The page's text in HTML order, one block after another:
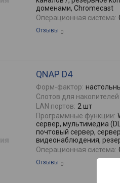
доменами, Chromecast
Операционная система:
Отзывы 0
QNAP D4
Форм-фактор:
Слотов для накопителей
LAN портов: 2 шт
Программные функции:
сервер, мультимедиа
почтовый сервер,
видеонаблюдения,
Операционная система:
Отзывы 0